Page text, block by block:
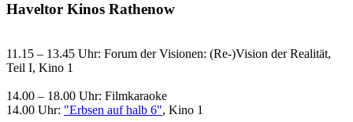
Haveltor Kinos Rathenow
11.15 – 13.45 Uhr: Forum der Visionen: (Re-)Vision der Realität,
Teil I, Kino 1
14.00 – 18.00 Uhr: Filmkaraoke
14.00 Uhr: "Erbsen auf halb 6", Kino 1